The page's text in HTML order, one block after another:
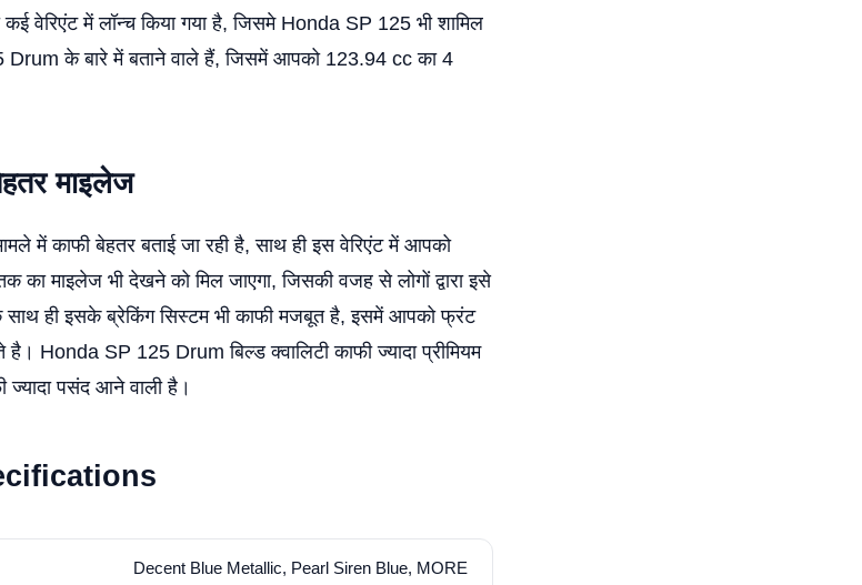
वेरिएंट में लॉन्च किया गया है, जिसमे Honda SP 125 भी शामिल
के बारे में बताने वाले हैं, जिसमें आपको 123.94 cc का 4
माइलेज
में काफी बेहतर बताई जा रही है, साथ ही इस वेरिएंट में आपको
का माइलेज भी देखने को मिल जाएगा, जिसकी वजह से लोगों द्वारा इसे
साथ ही इसके ब्रेकिंग सिस्टम भी काफी मजबूत है, इसमें आपको फ्रंट
Honda SP 125 Drum बिल्ड क्वालिटी काफी ज्यादा प्रीमियम
ज्यादा पसंद आने वाली है।
Decent Blue Metallic, Pearl Siren Blue, MORE